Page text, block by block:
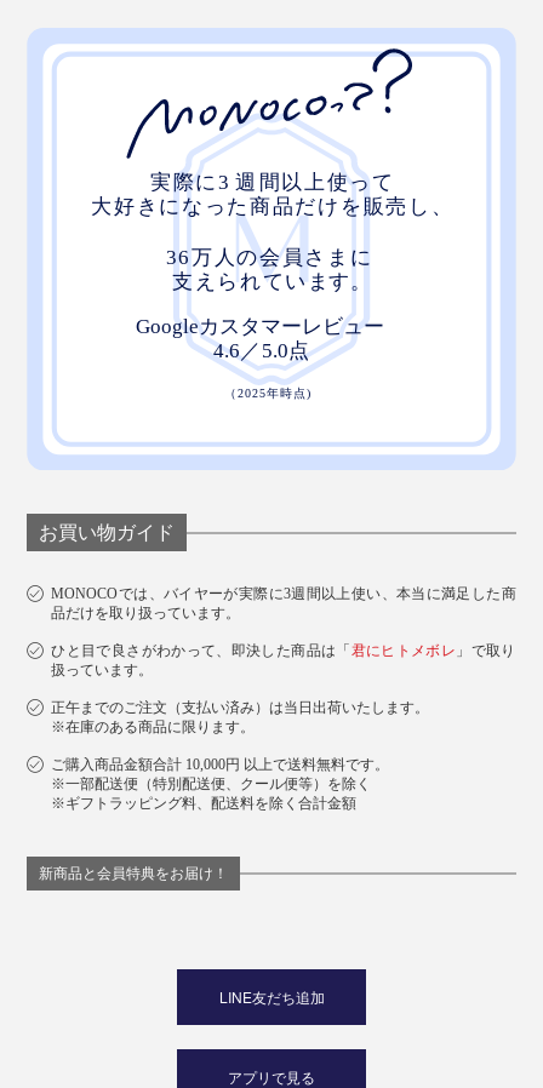
茶畑の長閑な風景。そこに流れる長閑な時間。お茶を飲
めば、自然とホッとする。
お茶を通して長閑なひとときを過ごしてもらいたい、生
産者と消費者を直接繋ぎたい、という願いを込めて
『THE NODOKA』は産声をあげました。
写真は「アソートセット
いろんな人の想いとこだわりと真心を乗せて、丁寧に育
てられた『THE NODOKA』は、大切な人へのギフトに
もぴったりです。
料理やお菓子づくりが好きな人、お酒好きな人、いつも
がんばっている人、ひと息ついてもらいたい人へ。
お買い物ガイド
MONOCOでは、バイヤーが実際に3週間以上使い、本当に満足した商
品だけを取り扱っています。
ひと目で良さがわかって、即決した商品は「 君にヒトメボレ 」で取り
扱っています。
正午までのご注文（支払い済み）は当日出荷いたします。
※在庫のある商品に限ります。
ご購入商品金額合計 10,000円 以上で送料無料です。
※一部配送便（特別配送便、クール便等）を除く
※ギフトラッピング料、配送料を除く合計金額
新商品と会員特典をお届け！
LINE友だち追加
アプリで見る